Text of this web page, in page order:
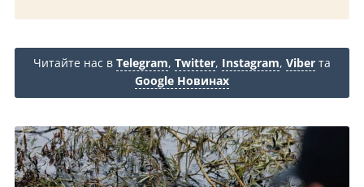
Читайте нас в Telegram, Twitter, Instagram, Viber та
Google Новинах